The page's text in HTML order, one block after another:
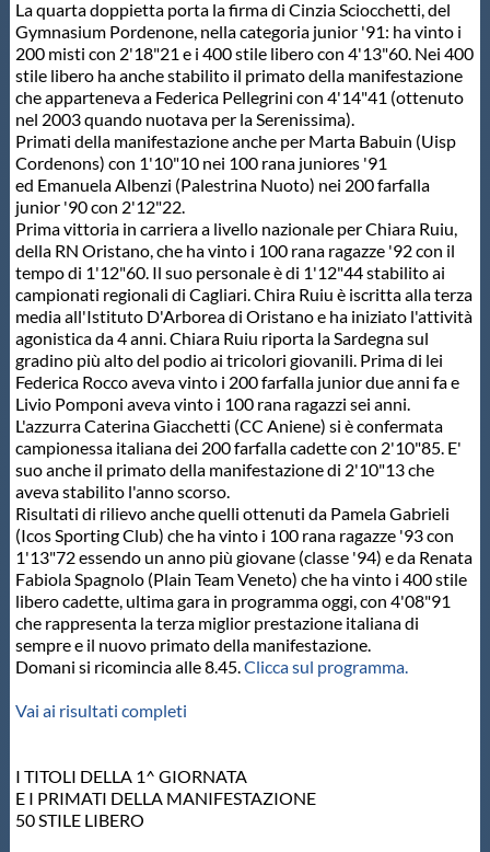
Mappa del sito
La quarta doppietta porta la firma di Cinzia Sciocchetti, del
Gymnasium Pordenone, nella categoria junior '91: ha vinto i
200 misti con 2'18"21 e i 400 stile libero con 4'13"60. Nei 400
stile libero ha anche stabilito il primato della manifestazione
che apparteneva a Federica Pellegrini con 4'14"41 (ottenuto
nel 2003 quando nuotava per la Serenissima).
Primati della manifestazione anche per Marta Babuin (Uisp
Cordenons) con 1'10"10 nei 100 rana juniores '91
ed Emanuela Albenzi (Palestrina Nuoto) nei 200 farfalla
junior '90 con 2'12"22.
Prima vittoria in carriera a livello nazionale per Chiara Ruiu,
della RN Oristano, che ha vinto i 100 rana ragazze '92 con il
tempo di 1'12"60. Il suo personale è di 1'12"44 stabilito ai
campionati regionali di Cagliari. Chira Ruiu è iscritta alla terza
media all'Istituto D'Arborea di Oristano e ha iniziato l'attività
agonistica da 4 anni. Chiara Ruiu riporta la Sardegna sul
gradino più alto del podio ai tricolori giovanili. Prima di lei
Federica Rocco aveva vinto i 200 farfalla junior due anni fa e
Livio Pomponi aveva vinto i 100 rana ragazzi sei anni.
L'azzurra Caterina Giacchetti (CC Aniene) si è confermata
campionessa italiana dei 200 farfalla cadette con 2'10"85. E'
suo anche il primato della manifestazione di 2'10"13 che
aveva stabilito l'anno scorso.
Risultati di rilievo anche quelli ottenuti da Pamela Gabrieli
(Icos Sporting Club) che ha vinto i 100 rana ragazze '93 con
1'13"72 essendo un anno più giovane (classe '94) e da Renata
Fabiola Spagnolo (Plain Team Veneto) che ha vinto i 400 stile
libero cadette, ultima gara in programma oggi, con 4'08"91
che rappresenta la terza miglior prestazione italiana di
sempre e il nuovo primato della manifestazione.
Domani si ricomincia alle 8.45.Clicca sul programma.
Vai ai risultati completi
I TITOLI DELLA 1^ GIORNATA
E I PRIMATI DELLA MANIFESTAZIONE
50 STILE LIBERO